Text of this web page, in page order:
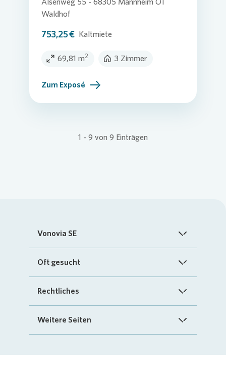
Waldhof
753,25 € Kaltmiete
69,81 m2 3 Zimmer
Zum Exposé
1 - 9 von 9 Einträgen
Vonovia SE
Startseite
Investoren
Presse
Oft gesucht
FAQ
„Mein Vonovia“ App
Mein Zuhause
Rechtliches
Impressum
Weitere Seiten